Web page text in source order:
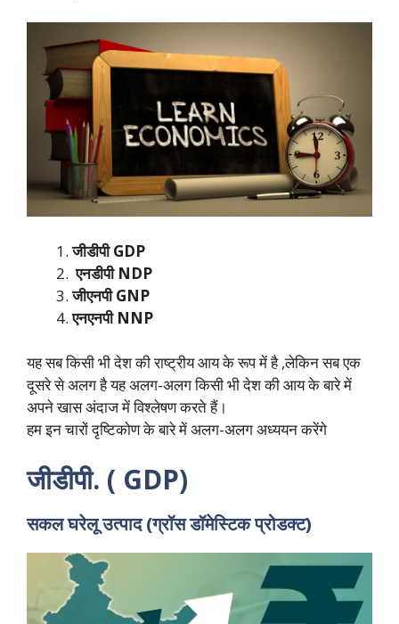
जीडीपी GDP
एनडीपी NDP
जीएनपी GNP
एनएनपी NNP
यह सब किसी भी देश की राष्ट्रीय आय के रूप में है ,लेकिन सब एक
दूसरे से अलग है यह अलग-अलग किसी भी देश की आय के बारे में
अपने खास अंदाज में विश्लेषण करते हैं।
हम इन चारों दृष्टिकोण के बारे में अलग-अलग अध्ययन करेंगे
जीडीपी. ( GDP)
सकल घरेलू उत्पाद (ग्रॉस डॉमेस्टिक प्रोडक्ट)